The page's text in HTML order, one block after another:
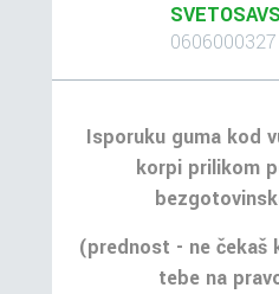
0606000327
Isporuku guma kod
korpi prilikom
(prednost - ne čekaš
tebe na